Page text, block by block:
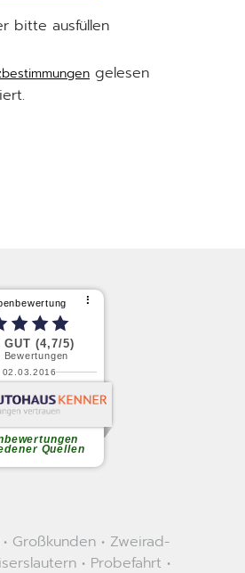
bitte ausfüllen
gelesen
• Großkunden • Zweirad-
• Probefahrt •